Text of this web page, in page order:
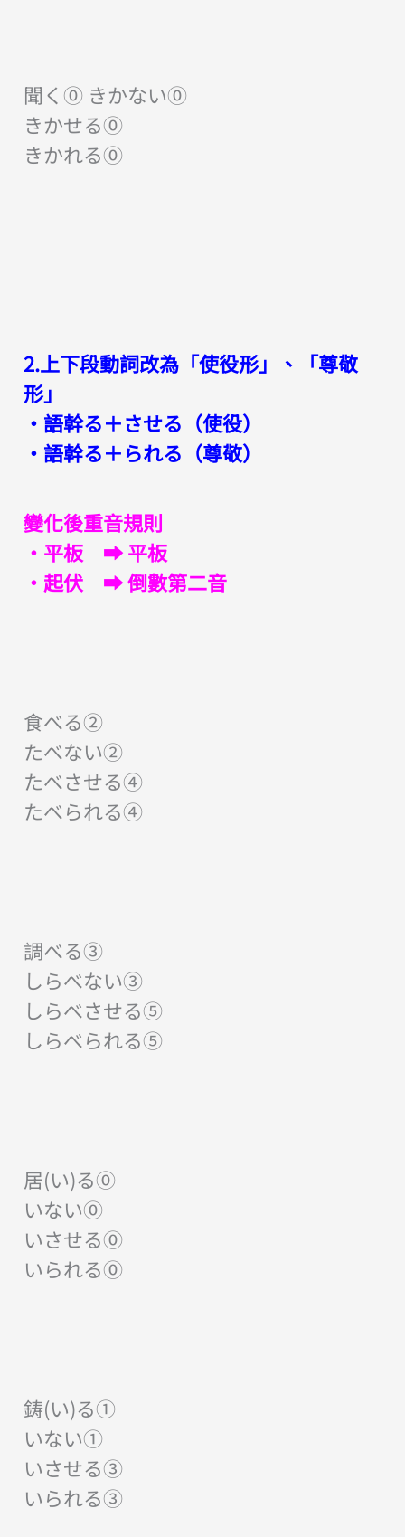
聞く⓪ きかない⓪
きかせる⓪
きかれる⓪
2.上下段動詞改為「使役形」、「尊敬
形」
・語幹る＋させる（使役）
・語幹る＋られる（尊敬）
變化後重音規則
・平板 ➡︎ 平板
・起伏 ➡︎ 倒數第二音
食べる②
たべない②
たべさせる④
たべられる④
調べる③
しらべない③
しらべさせる⑤
しらべられる⑤
居(い)る⓪
いない⓪
いさせる⓪
いられる⓪
鋳(い)る①
いない①
いさせる③
いられる③